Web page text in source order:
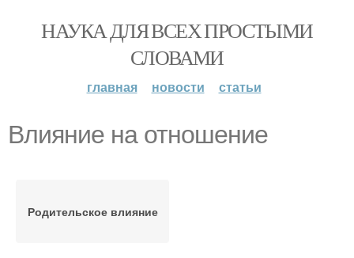
НАУКА ДЛЯ ВСЕХ ПРОСТЫМИ
СЛОВАМИ
главная новости статьи
Влияние на отношение
Родительское влияние